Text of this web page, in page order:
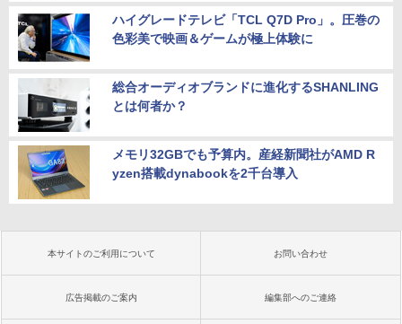
ハイグレードテレビ「TCL Q7D Pro」。圧巻の
色彩美で映画＆ゲームが極上体験に
総合オーディオブランドに進化するSHANLING
とは何者か？
メモリ32GBでも予算内。産経新聞社がAMD R
yzen搭載dynabookを2千台導入
本サイトのご利用について お問い合わせ
広告掲載のご案内 編集部へのご連絡